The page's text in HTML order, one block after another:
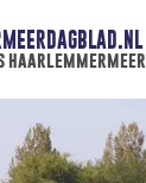
haarlemmermeer